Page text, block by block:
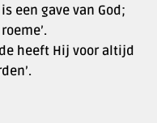
een gave van God;
heeft Hij voor altijd